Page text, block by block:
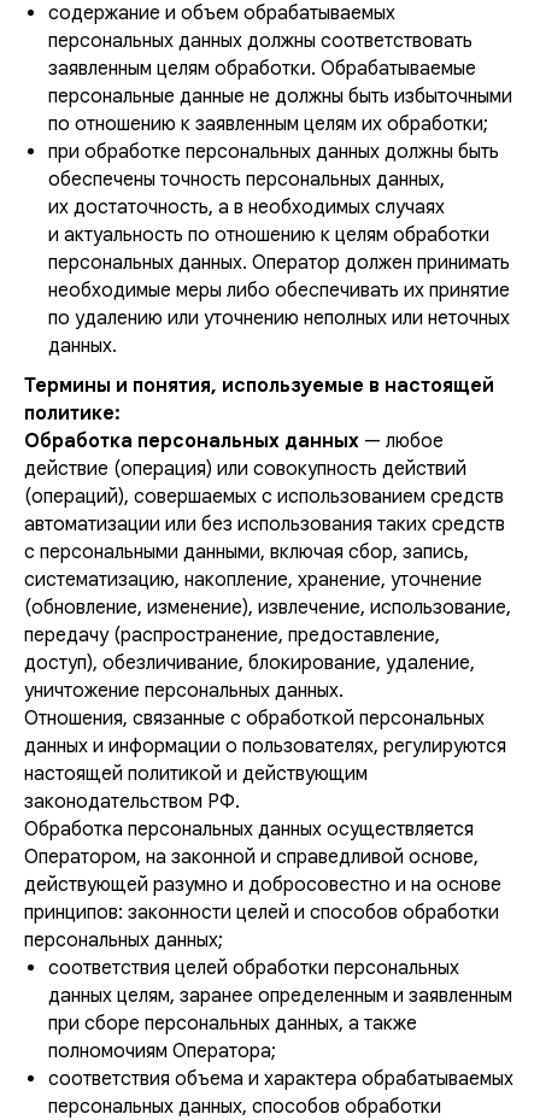
содержание и объем обрабатываемых
персональных данных должны соответствовать
заявленным целям обработки. Обрабатываемые
персональные данные не должны быть избыточными
по отношению к заявленным целям их обработки;
при обработке персональных данных должны быть
обеспечены точность персональных данных,
их достаточность, а в необходимых случаях
и актуальность по отношению к целям обработки
персональных данных. Оператор должен принимать
необходимые меры либо обеспечивать их принятие
по удалению или уточнению неполных или неточных
данных.
Термины и понятия, используемые в настоящей
политике:
Обработка персональных данных — любое
действие (операция) или совокупность действий
(операций), совершаемых с использованием средств
автоматизации или без использования таких средств
с персональными данными, включая сбор, запись,
систематизацию, накопление, хранение, уточнение
(обновление, изменение), извлечение, использование,
передачу (распространение, предоставление,
доступ), обезличивание, блокирование, удаление,
уничтожение персональных данных.
Отношения, связанные с обработкой персональных
данных и информации о пользователях, регулируются
настоящей политикой и действующим
законодательством РФ.
Обработка персональных данных осуществляется
Оператором, на законной и справедливой основе,
действующей разумно и добросовестно и на основе
принципов: законности целей и способов обработки
персональных данных;
соответствия целей обработки персональных
данных целям, заранее определенным и заявленным
при сборе персональных данных, а также
полномочиям Оператора;
соответствия объема и характера обрабатываемых
персональных данных, способов обработки